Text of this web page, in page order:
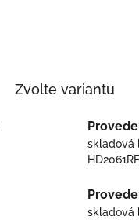
Zvolte variantu
skladová
HD2061RF
skladová